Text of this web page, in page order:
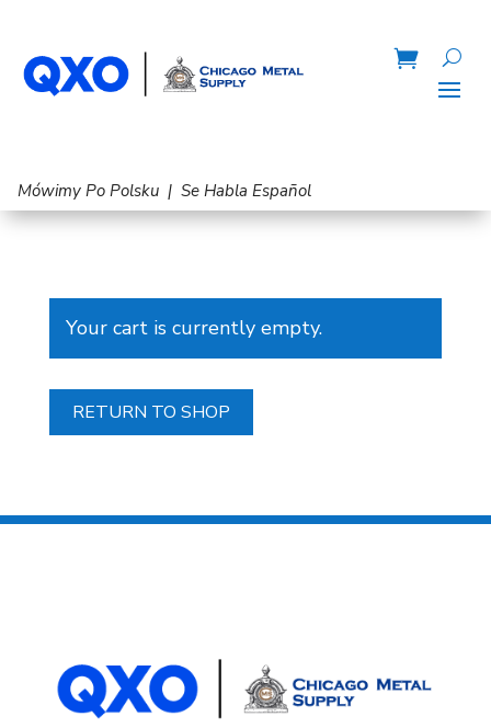
Mówimy Po Polsku | Se Habla Español
Your cart is currently empty.
RETURN TO SHOP